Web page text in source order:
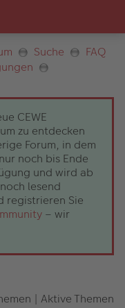
Suche
FAQ
CEWE
zu entdecken
Forum, in dem
noch bis Ende
und wird ab
lesend
registrieren Sie
– wir
| Aktive Themen